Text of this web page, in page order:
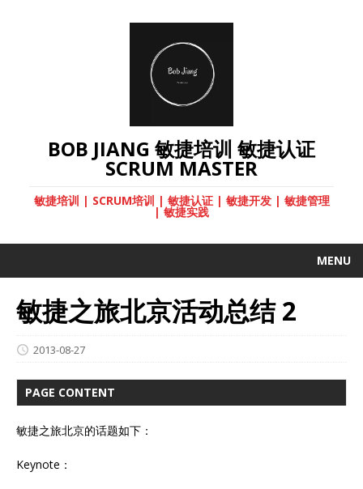
BOB JIANG 敏捷培训 敏捷认证
SCRUM MASTER
敏捷培训 | SCRUM培训 | 敏捷认证 | 敏捷开发 | 敏捷管理
| 敏捷实践
MENU
敏捷之旅北京活动总结 2
2013-08-27
PAGE CONTENT
敏捷之旅北京的话题如下：
Keynote：